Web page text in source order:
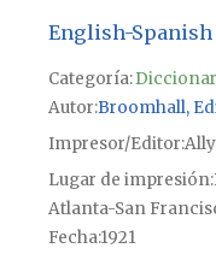
English-Spanish
Categoría:
Autor Broomhall,
Impresor/Editor
Lugar de impresión
Atlanta-San
Fecha1921